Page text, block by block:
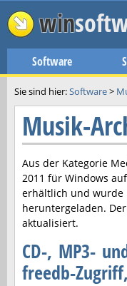
win
Software
Sie sind hier:Software>
Musik-
Aus der Kategorie
2011 für Windows
erhältlich und wurde
heruntergeladen.
aktualisiert.
CD-, MP3-
freedb-